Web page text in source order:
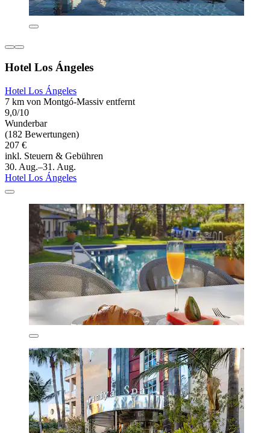
Hotel Los Ángeles
Hotel Los Ángeles
7 km von Montgó-Massiv entfernt
9,0/10
Wunderbar
(182 Bewertungen)
207 €
inkl. Steuern & Gebühren
30. Aug.–31. Aug.
Hotel Los Ángeles